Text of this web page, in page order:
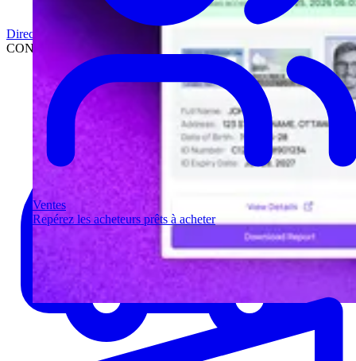
Ventes
Repérez les acheteurs prêts à acheter
Direction
CONCESSIONNAIRES